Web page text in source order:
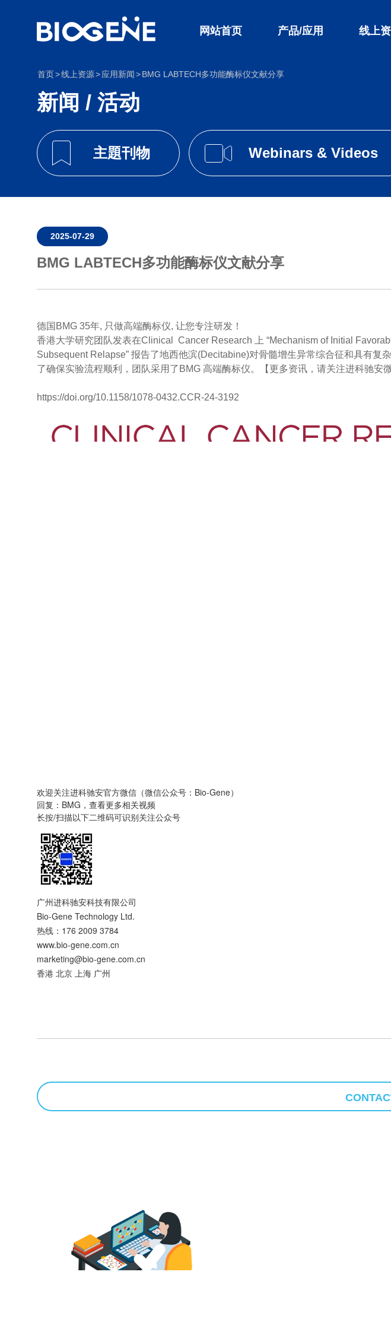
网站首页 产品/应用 线上
首页 线上资源 应用新闻 BMG LABTECH多功能酶标仪文献分享
新闻 / 活动
主題刊物 Webinars & Videos
2025-07-29
BMG LABTECH多功能酶标仪文献分享
德国BMG 35年, 只做高端酶标仪, 让您专注研发！
香港大学研究团队发表在Clinical Cancer Research 上 “Mechanism of Initial
Subsequent Relapse” 报告了地西他滨(Decitabine)对骨髓增生异常综合征和具有
了确保实验流程顺利，团队采用了BMG 高端酶标仪。【更多资讯，请关注进科驰安微
https://doi.org/10.1158/1078-0432.CCR-24-3192
欢迎关注进科驰安官方微信（微信公众号：Bio-Gene）
回复：BMG，查看更多相关视频
长按/扫描以下二维码可识别关注公众号
广州进科驰安科技有限公司
Bio-Gene Technology Ltd.
热线：176 2009 3784
www.bio-gene.com.cn
marketing@bio-gene.com.cn
香港 北京 上海 广州